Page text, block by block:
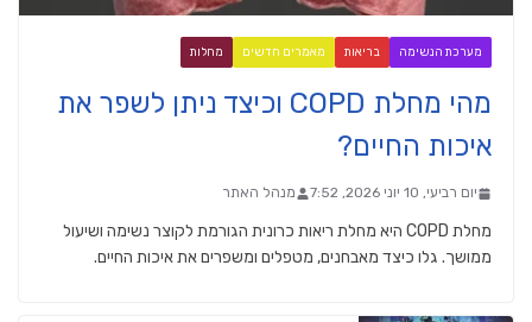
מערכת הנשימה בריאות מאמרים חדשים מחלות
מהי מחלת COPD וכיצד ניתן לשפר את
איכות החיים?
יום רביעי, 10 יוני 2026, 7:52 מנהל האתר
מחלת COPD היא מחלת ריאות כרונית הגורמת לקוצר נשימה ושיעול
ממושך. גלו כיצד מאבחנים, מטפלים ומשפרים את איכות החיים.